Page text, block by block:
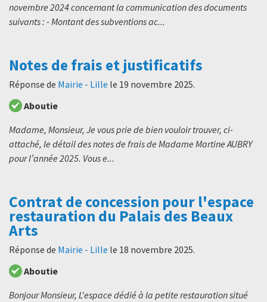
novembre 2024 concernant la communication des documents
suivants : - Montant des subventions ac...
Notes de frais et justificatifs
Réponse de Mairie - Lille le 19 novembre 2025.
Aboutie
Madame, Monsieur, Je vous prie de bien vouloir trouver, ci-
attaché, le détail des notes de frais de Madame Martine AUBRY
pour l’année 2025. Vous e...
Contrat de concession pour l'espace
restauration du Palais des Beaux
Arts
Réponse de Mairie - Lille le 18 novembre 2025.
Aboutie
Bonjour Monsieur, L'espace dédié à la petite restauration situé